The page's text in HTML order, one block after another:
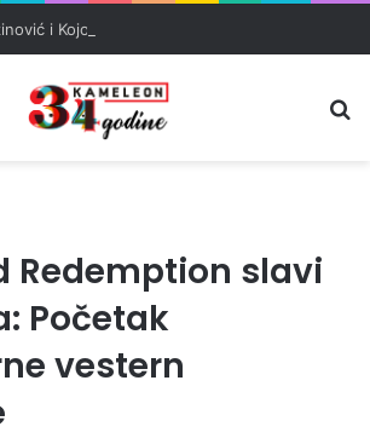
Redemption slavi
Početak
vestern